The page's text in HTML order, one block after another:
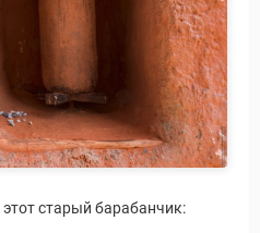
этот старый барабанчик: